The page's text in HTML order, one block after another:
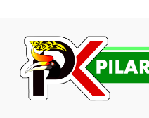
content